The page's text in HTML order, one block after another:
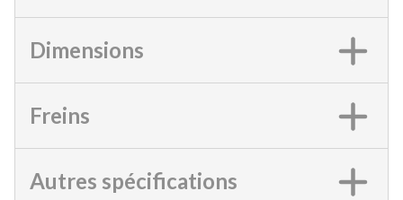
Dimensions
Freins
Autres spécifications